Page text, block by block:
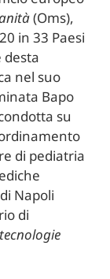
(Oms),
in 33 Paesi
desta
nel suo
Bapo
su
di pediatria
Napoli
di